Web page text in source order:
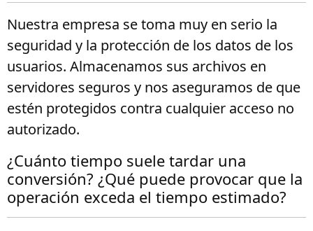
Nuestra empresa se toma muy en serio la
seguridad y la protección de los datos de los
usuarios. Almacenamos sus archivos en
servidores seguros y nos aseguramos de que
estén protegidos contra cualquier acceso no
autorizado.
¿Cuánto tiempo suele tardar una
conversión? ¿Qué puede provocar que la
operación exceda el tiempo estimado?